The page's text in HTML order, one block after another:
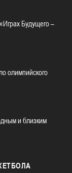
Будущего –
олимпийского
и близким